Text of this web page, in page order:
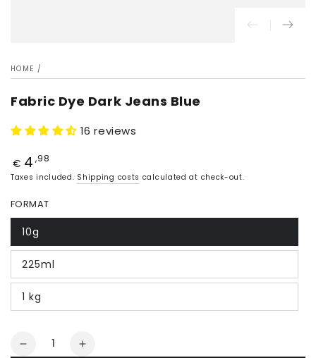
HOME /
Fabric Dye Dark Jeans Blue
16 reviews
Price
€ 4 ,98
Taxes included. Shipping costs calculated at check-out.
FORMAT
10g
225ml
1 kg
Quantity
Decrease
Increase